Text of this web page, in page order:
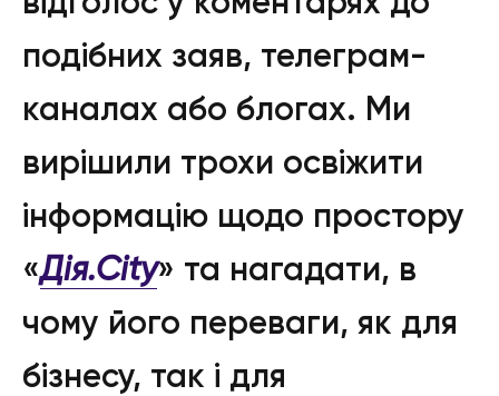
подібних заяв, телеграм-
каналах або блогах. Ми
вирішили трохи освіжити
інформацію щодо простору
«Дія.City» та нагадати, в
чому його переваги, як для
бізнесу, так і для